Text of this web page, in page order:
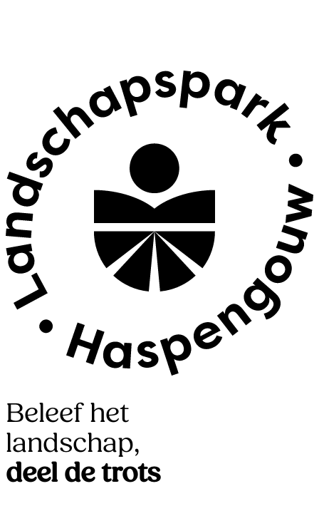
Beleef het
landschap,
deel de trots